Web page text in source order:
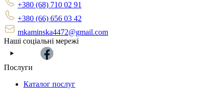
+380 (68) 710 02 91
+380 (66) 656 03 42
mkaminska4472@gmail.com
Наші соціальні мережі
Послуги
Каталог послуг